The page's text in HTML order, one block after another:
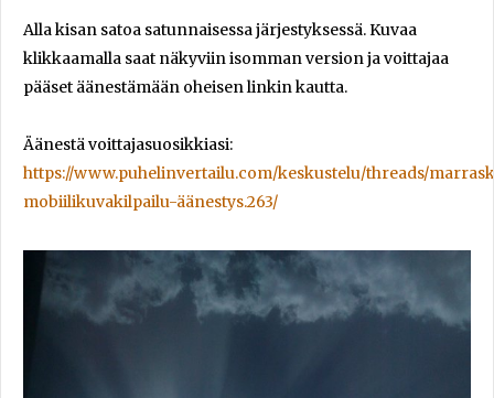
Alla kisan satoa satunnaisessa järjestyksessä. Kuvaa
klikkaamalla saat näkyviin isomman version ja voittajaa
pääset äänestämään oheisen linkin kautta.
Äänestä voittajasuosikkiasi:
https://www.puhelinvertailu.com/keskustelu/threads/
mobiilikuvakilpailu-äänestys.263/